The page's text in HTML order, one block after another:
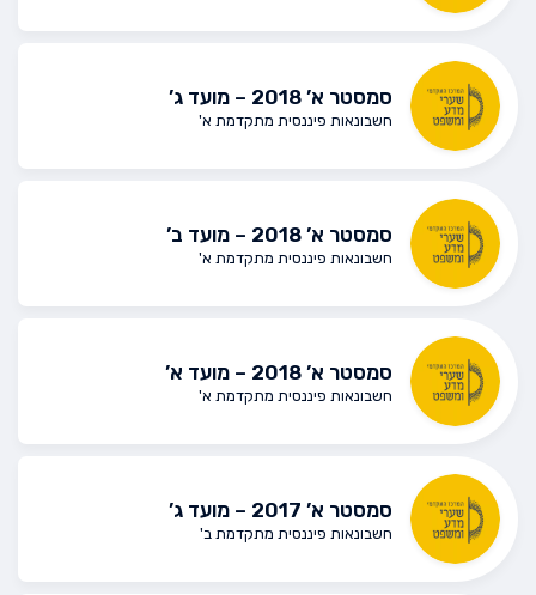
סמסטר א’ 2018 – מועד ג’
חשבונאות פיננסית מתקדמת א'
סמסטר א’ 2018 – מועד ב’
חשבונאות פיננסית מתקדמת א'
סמסטר א’ 2018 – מועד א’
חשבונאות פיננסית מתקדמת א'
סמסטר א’ 2017 – מועד ג’
חשבונאות פיננסית מתקדמת ב'